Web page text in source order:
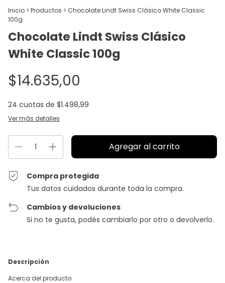
Inicio > Productos > Chocolate Lindt Swiss Clásico White Classic
100g
Chocolate Lindt Swiss Clásico
White Classic 100g
$14.635,00
24 cuotas de $1.498,99
Ver más detalles
Compra protegida
Tus datos cuidados durante toda la compra.
Cambios y devoluciones
Si no te gusta, podés cambiarlo por otro o devolverlo.
Descripción
Acerca del producto: